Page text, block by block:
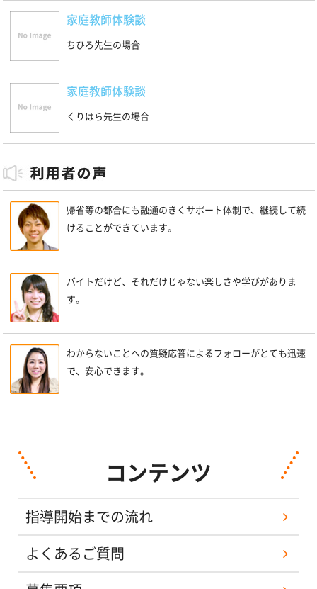
家庭教師体験談
ちひろ先生の場合
家庭教師体験談
くりはら先生の場合
帰省等の都合にも融通のきくサポート体制で、継続して続
けることができています。
バイトだけど、それだけじゃない楽しさや学びがありま
す。
わからないことへの質疑応答によるフォローがとても迅速
で、安心できます。
コンテンツ
指導開始までの流れ
よくあるご質問